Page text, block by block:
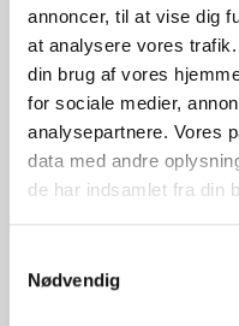
annoncer, til at vise dig
at analysere vores
din brug af vores
for sociale medier,
analysepartnere. Vores
data med andre
de har indsamlet fra din
Nødvendig
CRO og UX
Integrationer
Marketing
Strategi og
Paid Social
Vi arbejder med
– ikke bare noget,
vores møder, i
måde, vi træffer
ikke på top-down-
ejerskab og
smitter. Når vi
oplever de det i